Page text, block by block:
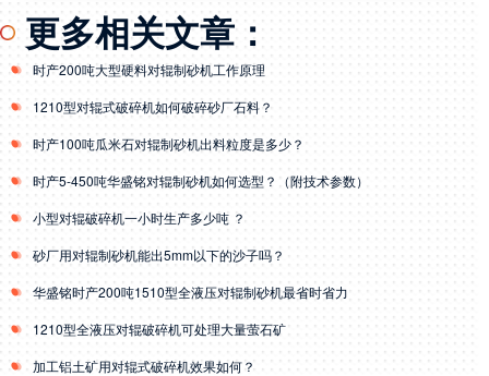
更多相关文章：
时产200吨大型硬料对辊制砂机工作原理
1210型对辊式破碎机如何破碎砂厂石料？
时产100吨瓜米石对辊制砂机出料粒度是多少？
时产5-450吨华盛铭对辊制砂机如何选型？（附技术参数）
小型对辊破碎机一小时生产多少吨 ？
砂厂用对辊制砂机能出5mm以下的沙子吗？
华盛铭时产200吨1510型全液压对辊制砂机最省时省力
1210型全液压对辊破碎机可处理大量萤石矿
加工铝土矿用对辊式破碎机效果如何？